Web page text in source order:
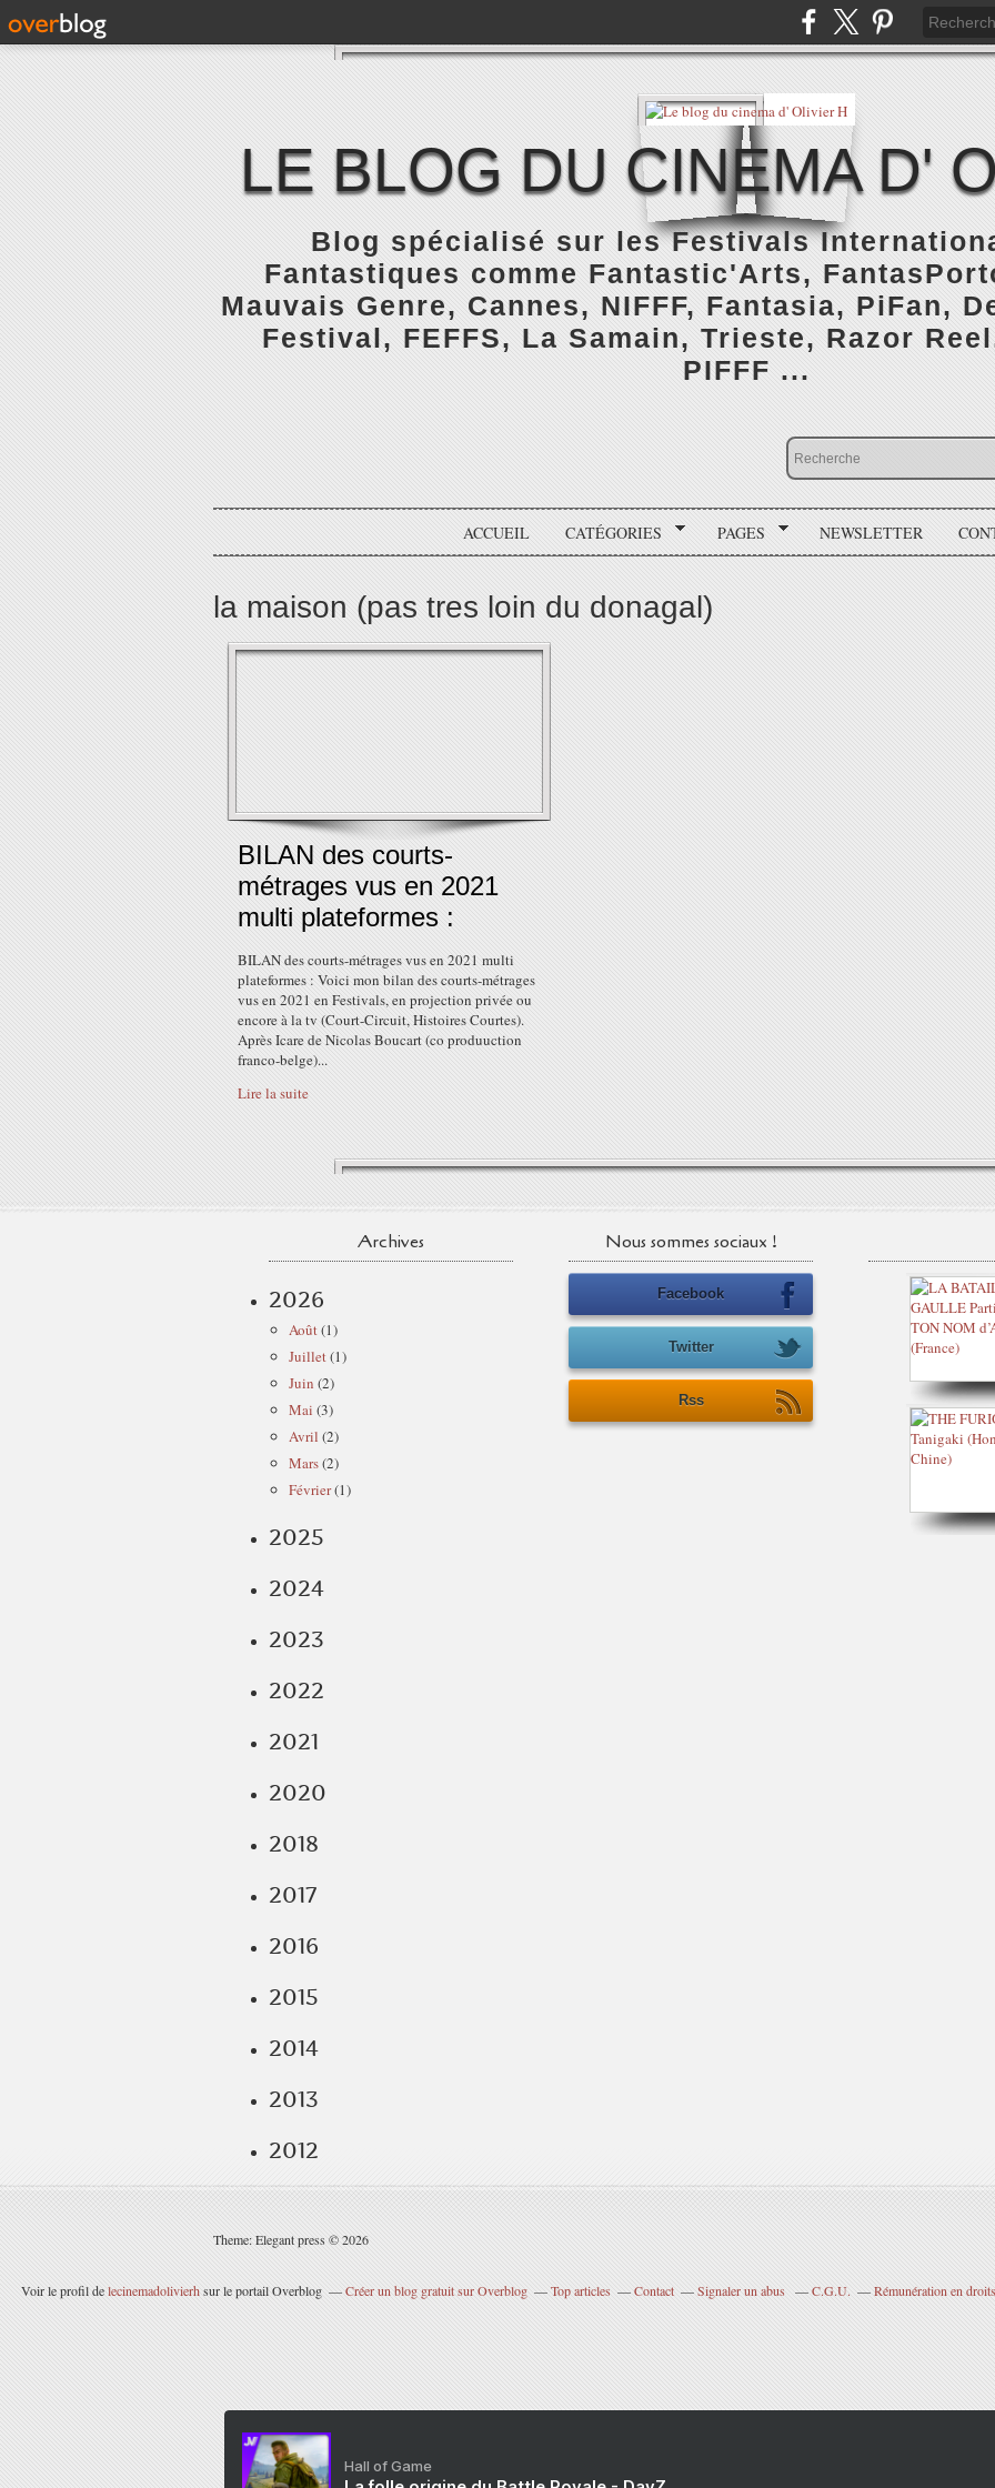
LE BLOG DU CINEMA D'
Blog spécialisé sur les Festivals
Fantastiques comme Fantastic'Arts,
Mauvais Genre, Cannes, NIFFF, Fantasia, PiFan,
Festival, FEFFS, La Samain, Trieste, Razor
PIFFF ...
ACCUEIL CATÉGORIES PAGES NEWSLETTER
la maison (pas tres loin du donagal)
BILAN des courts-
métrages vus en 2021
multi plateformes :
BILAN des courts-métrages vus en 2021 multi
plateformes : Voici mon bilan des courts-métrages
vus en 2021 en Festivals, en projection privée ou
encore à la tv (Court-Circuit, Histoires Courtes).
Après Icare de Nicolas Boucart (co produuction
franco-belge)...
Lire la suite
Archives
2026
Août(1)
Juillet(1)
Juin (2)
Mai (3)
Avril (2)
Mars(2)
Février(1)
2025
2024
2023
2022
2021
2020
2018
2017
2016
2015
2014
2013
2012
Nous sommes sociaux !
Facebook
Twitter
Rss
Theme: Elegant press © 2026
Voir le profil delecinemadolivierhsur le portail Overblog Créer un blog gratuit sur Overblog Top articles Contact Signaler un abus C.G.U. Rémunération en
Hall of Game